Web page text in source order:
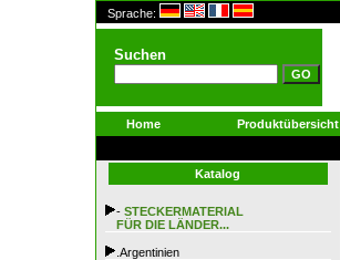
Sprache:
Suchen
Home Produktübersicht
Katalog
- STECKERMATERIAL
FÜR DIE LÄNDER...
.Argentinien